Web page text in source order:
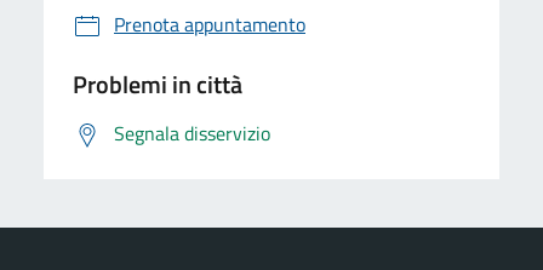
Prenota appuntamento
Problemi in città
Segnala disservizio